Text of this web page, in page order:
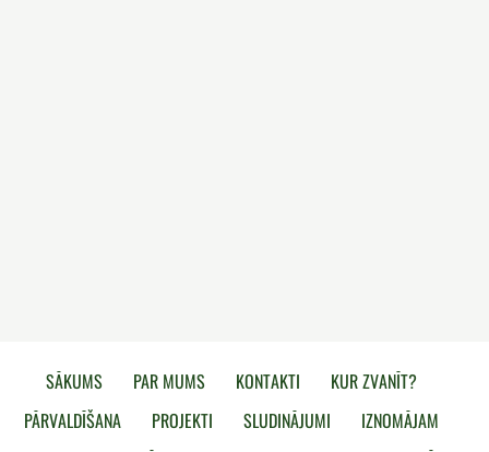
SĀKUMS PAR MUMS KONTAKTI
KUR ZVANĪT?
PĀRVALDĪŠANA
PROJEKTI SLUDINĀJUMI
IZNOMĀJAM